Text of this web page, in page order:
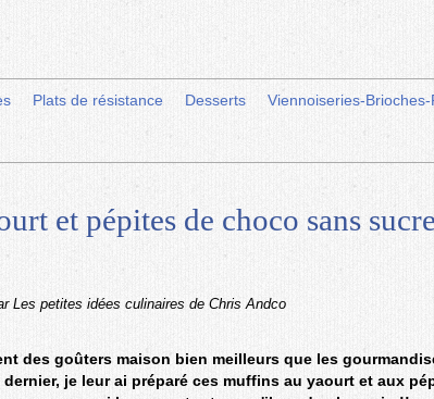
Plats de résistance Desserts Viennoiseries-Brioches-
et pépites de choco sans
Les petites idées culinaires de Chris Andco
des goûters maison bien meilleurs que les
je leur ai préparé ces muffins au yaourt et aux